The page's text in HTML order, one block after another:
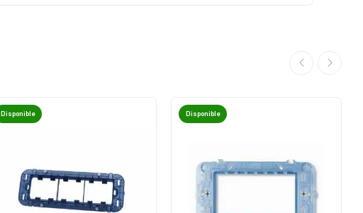
Disponible Disponible